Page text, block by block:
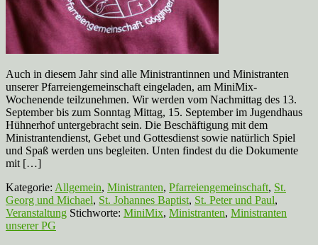
Auch in diesem Jahr sind alle Ministrantinnen und Ministranten
unserer Pfarreiengemeinschaft eingeladen, am MiniMix-
Wochenende teilzunehmen. Wir werden vom Nachmittag des 13.
September bis zum Sonntag Mittag, 15. September im Jugendhaus
Hühnerhof untergebracht sein. Die Beschäftigung mit dem
Ministrantendienst, Gebet und Gottesdienst sowie natürlich Spiel
und Spaß werden uns begleiten. Unten findest du die Dokumente
mit […]
Kategorie: Allgemein, Ministranten, Pfarreiengemeinschaft, St.
Georg und Michael, St. Johannes Baptist, St. Peter und Paul,
Veranstaltung Stichworte: MiniMix, Ministranten, Ministranten
unserer PG